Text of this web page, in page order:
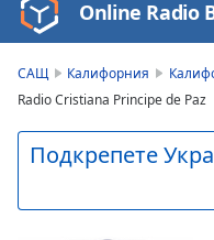
Video
Player
loading.
Video
Play
Backward
Online Radio
САЩ Калифорния
Radio Cristiana Principe de Paz
Подкрепете